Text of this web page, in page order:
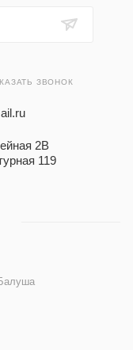
ЗВОНОК
2В
119